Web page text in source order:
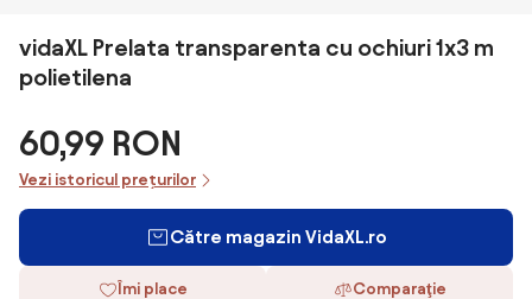
vidaXL Prelata transparenta cu ochiuri 1x3 m
polietilena
60,99 RON
Vezi istoricul prețurilor
Către magazin VidaXL.ro
Îmi place Comparaţie